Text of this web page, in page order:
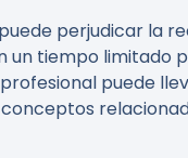
perjudicar la
un tiempo limitado
puede